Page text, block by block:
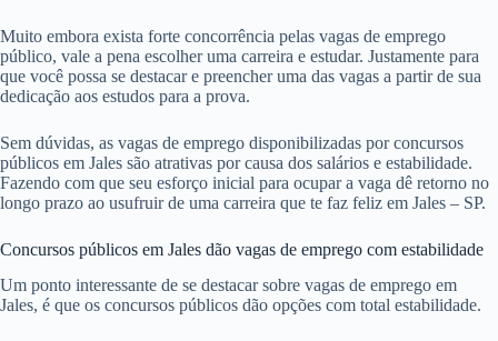
Muito embora exista forte concorrência pelas vagas de emprego
público, vale a pena escolher uma carreira e estudar. Justamente para
que você possa se destacar e preencher uma das vagas a partir de sua
dedicação aos estudos para a prova.
Sem dúvidas, as vagas de emprego disponibilizadas por concursos
públicos em Jales são atrativas por causa dos salários e estabilidade.
Fazendo com que seu esforço inicial para ocupar a vaga dê retorno no
longo prazo ao usufruir de uma carreira que te faz feliz em Jales – SP.
Concursos públicos em Jales dão vagas de emprego com estabilidade
Um ponto interessante de se destacar sobre vagas de emprego em
Jales, é que os concursos públicos dão opções com total estabilidade.